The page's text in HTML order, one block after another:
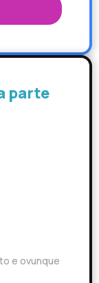
parte
e ovunque